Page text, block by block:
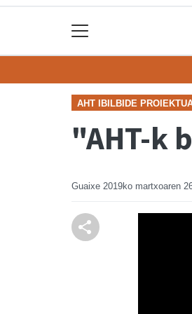
AHT IBILBIDE
"AHT-k
Guaixe 2019ko martxoaren